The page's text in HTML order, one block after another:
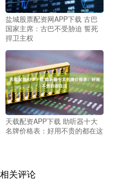
盐城股票配资网APP下载 古巴
国家主席：古巴不受胁迫 誓死
捍卫主权
天载配资APP下载 助听器十大
名牌价格表：好用不贵的都在这
相关评论